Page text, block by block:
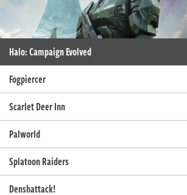
Halo: Campaign Evolved
Fogpiercer
Scarlet Deer Inn
Palworld
Splatoon Raiders
Denshattack!